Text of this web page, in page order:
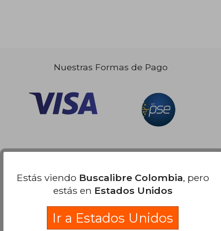
Nuestras Formas de Pago
Estás viendo Buscalibre Colombia, pero
estás en Estados Unidos
Ir a Estados Unidos